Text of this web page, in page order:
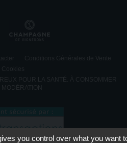
Conditions Générales de Vente
Cookies
POUR LA SANTÉ. À CONSOMMER
MODÉRATION
you control over what you want